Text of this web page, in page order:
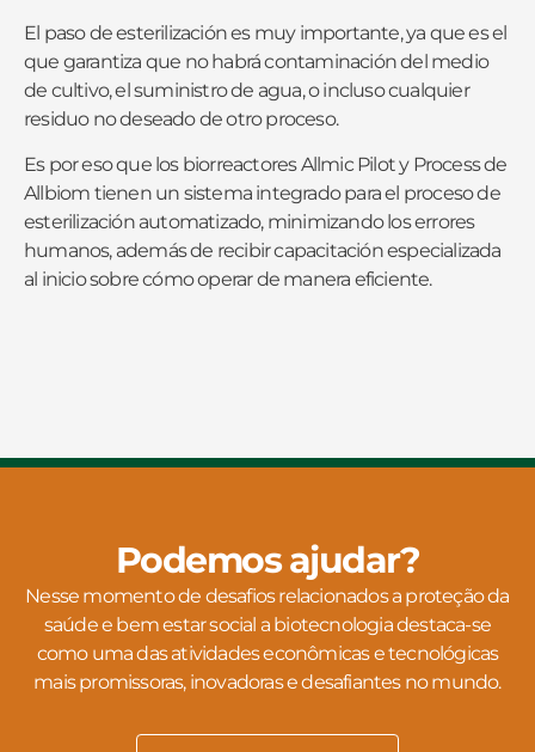
El paso de esterilización es muy importante, ya que es el
que garantiza que no habrá contaminación del medio
de cultivo, el suministro de agua, o incluso cualquier
residuo no deseado de otro proceso.
Es por eso que los biorreactores Allmic Pilot y Process de
Allbiom tienen un sistema integrado para el proceso de
esterilización automatizado, minimizando los errores
humanos, además de recibir capacitación especializada
al inicio sobre cómo operar de manera eficiente.
Podemos ajudar?
Nesse momento de desafios relacionados a proteção da
saúde e bem estar social a biotecnologia destaca-se
como uma das atividades econômicas e tecnológicas
mais promissoras, inovadoras e desafiantes no mundo.